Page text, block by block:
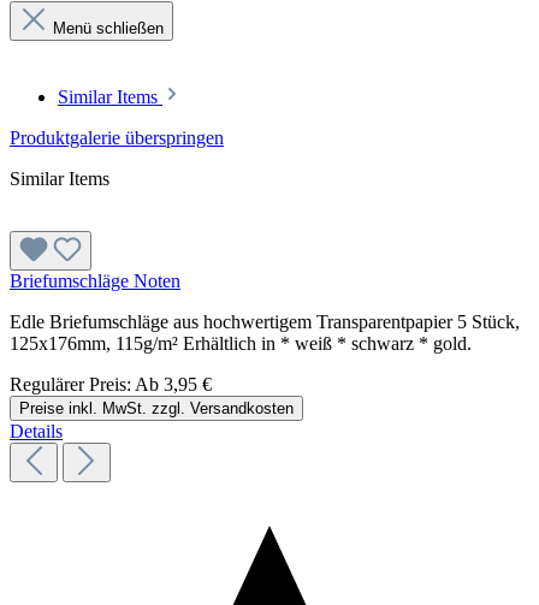
Menü schließen
Similar Items
Produktgalerie überspringen
Similar Items
Briefumschläge Noten
Edle Briefumschläge aus hochwertigem Transparentpapier 5 Stück,
125x176mm, 115g/m² Erhältlich in * weiß * schwarz * gold.
Regulärer Preis: Ab 3,95 €
Preise inkl. MwSt. zzgl. Versandkosten
Details